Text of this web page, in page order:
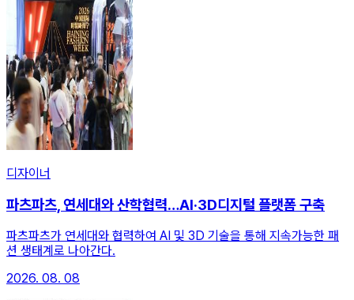
디자이너
파츠파츠, 연세대와 산학협력…AI·3D디지털 플랫폼 구축
파츠파츠가 연세대와 협력하여 AI 및 3D 기술을 통해 지속가능한 패
션 생태계로 나아간다.
2026. 08. 08